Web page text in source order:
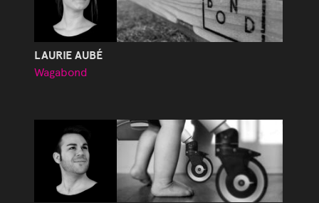
LAURIE AUBÉ
Wagabond